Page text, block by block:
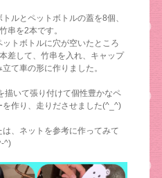
ルとペットボトルの蓋を8個、
串を2本です。
トボトルに穴が空いたところ
差して、竹串を入れ、キャップ
て車の形に作りました。
描いて張り付けて個性豊かなペ
を作り、走りださせました(^_^)
、ネットを参考に作ってみて
^)